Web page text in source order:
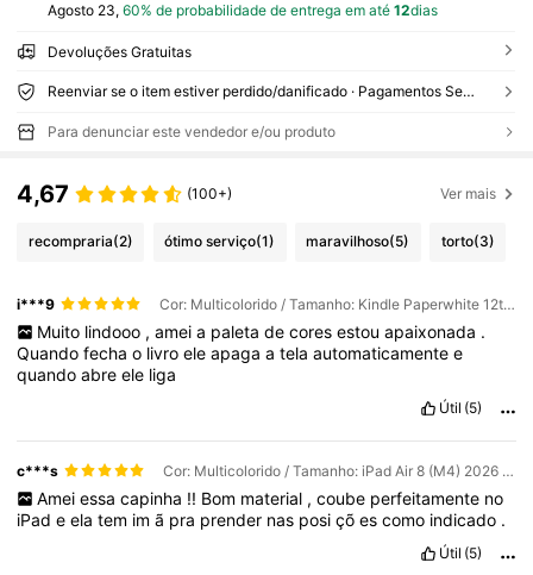
Agosto 23, 60% de probabilidade de entrega em até 12dias
Devoluções Gratuitas
Reenviar se o item estiver perdido/danificado · Pagamentos Seguros · Proteção de privacidade
Para denunciar este vendedor e/ou produto
4,67 (100+) Ver mais
recompraria(2) ótimo serviço(1) maravilhoso(5) torto(3)
i***9 Cor: Multicolorido / Tamanho: Kindle Paperwhite 12th Gen 2024
Muito lindooo , amei a paleta de cores estou apaixonada .
Quandofechao livroeleapagaatelaautomaticamentee
quandoabreele liga
Útil (5)
c***s Cor: Multicolorido / Tamanho: iPad Air 8 (M4) 2026 (11 polegadas)
Amei essa capinha !! Bom material , coube perfeitamente no
iPadeelatem imã pra prender nas posiçõescomo indicado .
Útil (5)